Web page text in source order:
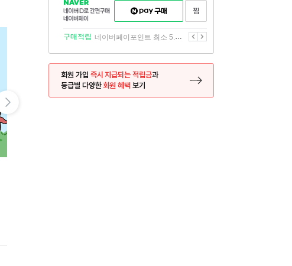
NAVER
네이버
ID로
간편구매
네이버페이
구매하기
이전
구매적립 네이버페이포인트 최소 5.5% 적립 다음
회원 가입 즉시 지급되는 적립금과
등급별 다양한회원 혜택 보기